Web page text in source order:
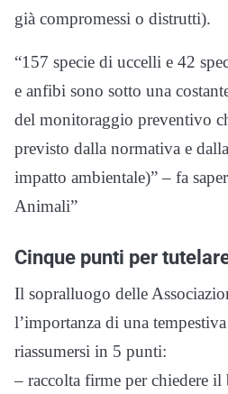
già compromessi o distrutti).
“157 specie di uccelli e 42
e anfibi sono sotto una
del monitoraggio preventivo
previsto dalla normativa e
impatto ambientale)” – fa
Animali”
Cinque punti per
Il sopralluogo delle
l’importanza di una
riassumersi in 5 punti:
– raccolta firme per chiedere